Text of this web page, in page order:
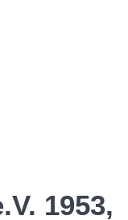
1953,